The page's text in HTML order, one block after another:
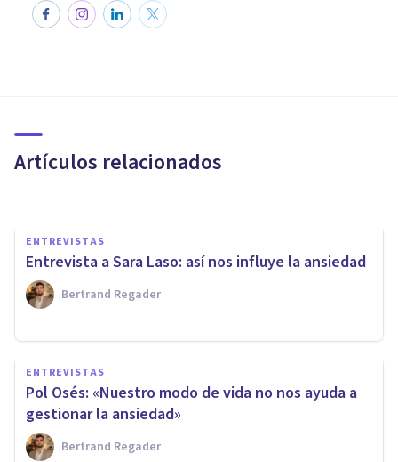
Artículos relacionados
trauma?
ENTREVISTAS
Entrevista a Sara Laso: así nos influye la ansiedad
Bertrand Regader
ENTREVISTAS
Pol Osés: «Nuestro modo de vida no nos ayuda a
gestionar la ansiedad»
Bertrand Regader
Javier Álvarez: «Experimentar
ansiedad en el día a día es útil
y necesario»
Bertrand Regader